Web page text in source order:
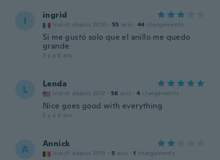
I ingrid
Inscrit depuis 2020 · 55 avis · 44 chargements
Si me gustó solo que el anillo me quedo
grande
il y a 6 ans
L Lenda
Inscrit depuis 2017 · 56 avis · 4 chargements
Nice goes good with everything
il y a 6 ans
A Annick
Inscrit depuis 2015 · 5 avis · 1 chargements